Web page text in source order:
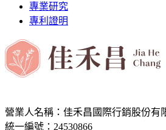
專業研究
專利證明
營業人名稱：佳禾昌國際行銷股份有
統一編號：24530866